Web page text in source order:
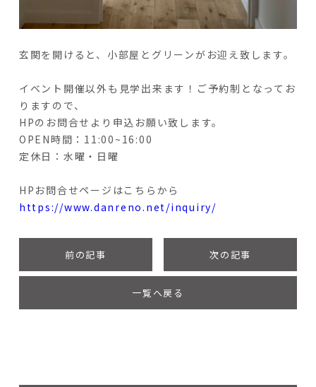
玄関を開けると、小部屋とグリーンがお迎え致します。
イベント開催以外も見学出来ます！ご予約制となってお
りますので、
HPのお問合せより申込お願い致します。
OPEN時間：11:00~16:00
定休日：水曜・日曜
HPお問合せページはこちらから
https://www.danreno.net/inquiry/
前の記事 次の記事
一覧へ戻る